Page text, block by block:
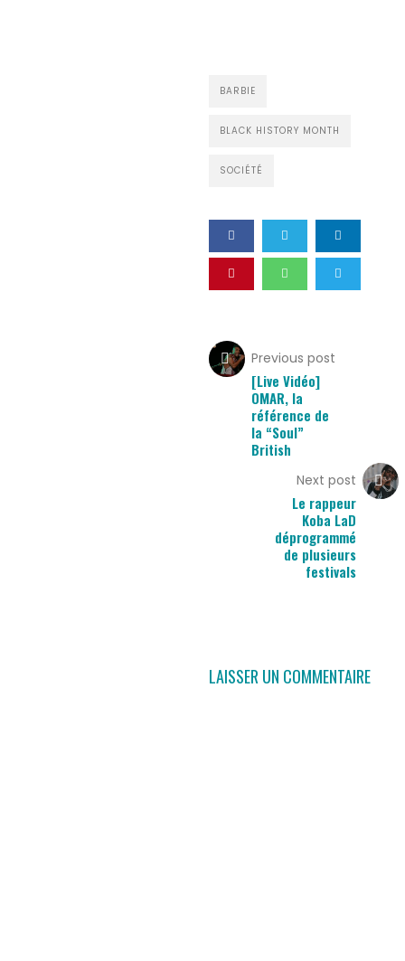
BARBIE
BLACK HISTORY MONTH
SOCIÉTÉ
Previous post
[Live Vidéo]
OMAR, la
référence de
la “Soul”
British
Next post
Le rappeur
Koba LaD
déprogrammé
de plusieurs
festivals
LAISSER UN COMMENTAIRE